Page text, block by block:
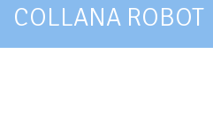
COLLANA ROBOT